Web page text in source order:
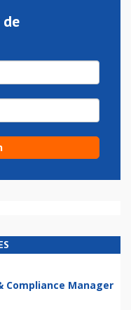
Compliance Manager